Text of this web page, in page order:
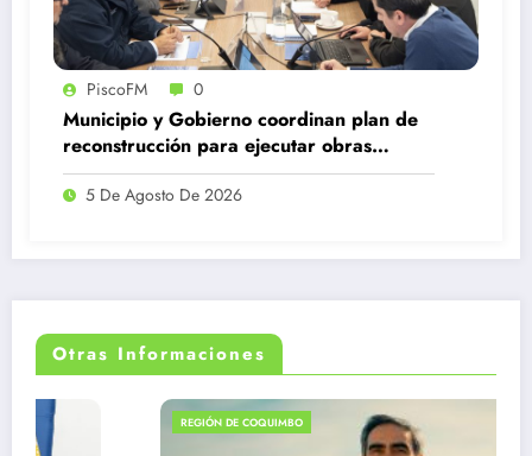
PiscoFM 0
Municipio y Gobierno coordinan plan de
reconstrucción para ejecutar obras
estructurales tras el sistema frontal
5 De Agosto De 2026
Otras Informaciones